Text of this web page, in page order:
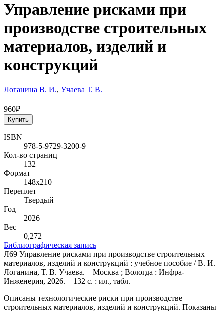
Управление рисками при
производстве строительных
материалов, изделий и
конструкций
Логанина В. И., Учаева Т. В.
960₽
Купить
ISBN
978-5-9729-3200-9
Кол-во страниц
132
Формат
148х210
Переплет
Твердый
Год
2026
Вес
0,272
Библиографическая запись
Л69 Управление рисками при производстве строительных
материалов, изделий и конструкций : учебное пособие / В. И.
Логанина, Т. В. Учаева. – Москва ; Вологда : Инфра-
Инженерия, 2026. – 132 с. : ил., табл.
Описаны технологические риски при производстве
строительных материалов, изделий и конструкций. Показаны